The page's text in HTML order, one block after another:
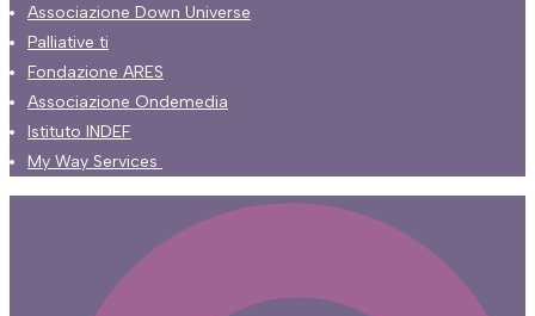
Associazione Down Universe
Palliative ti
Fondazione ARES
Associazione Ondemedia
Istituto INDEF
My Way Services